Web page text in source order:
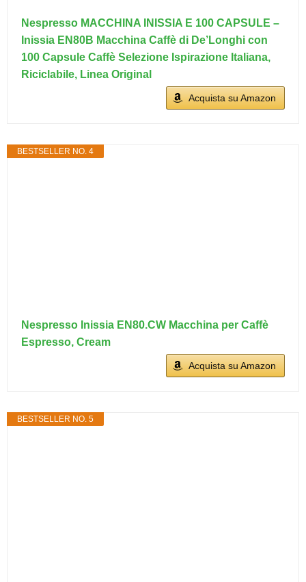
Nespresso MACCHINA INISSIA E 100 CAPSULE –
Inissia EN80B Macchina Caffè di De’Longhi con
100 Capsule Caffè Selezione Ispirazione Italiana,
Riciclabile, Linea Original
Acquista su Amazon
BESTSELLER NO. 4
Nespresso Inissia EN80.CW Macchina per Caffè
Espresso, Cream
Acquista su Amazon
BESTSELLER NO. 5